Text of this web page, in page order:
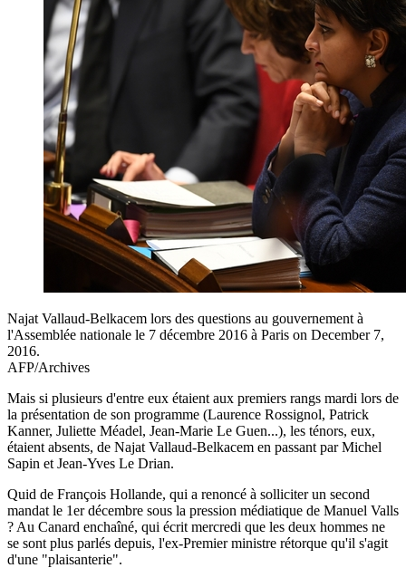
Najat Vallaud-Belkacem lors des questions au gouvernement à
l'Assemblée nationale le 7 décembre 2016 à Paris on December 7,
2016.
AFP/Archives
Mais si plusieurs d'entre eux étaient aux premiers rangs mardi lors de
la présentation de son programme (Laurence Rossignol, Patrick
Kanner, Juliette Méadel, Jean-Marie Le Guen...), les ténors, eux,
étaient absents, de Najat Vallaud-Belkacem en passant par Michel
Sapin et Jean-Yves Le Drian.
Quid de François Hollande, qui a renoncé à solliciter un second
mandat le 1er décembre sous la pression médiatique de Manuel Valls
? Au Canard enchaîné, qui écrit mercredi que les deux hommes ne
se sont plus parlés depuis, l'ex-Premier ministre rétorque qu'il s'agit
d'une "plaisanterie".